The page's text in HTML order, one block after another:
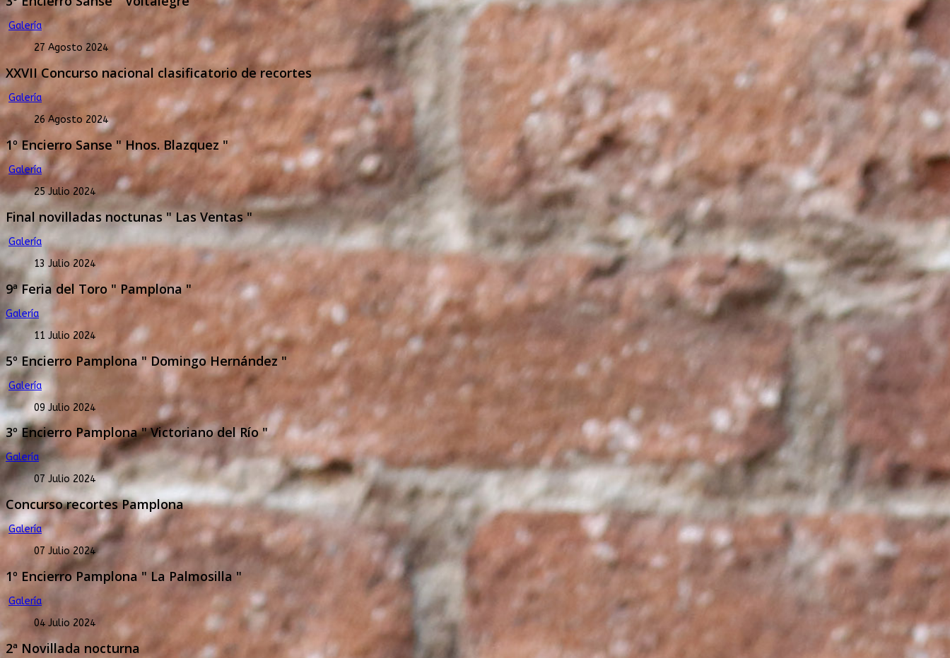
Galería
27 Agosto 2024
XXVII Concurso nacional clasificatorio de recortes
Galería
26 Agosto 2024
1º Encierro Sanse " Hnos. Blazquez "
Galería
25 Julio 2024
Final novilladas noctunas " Las Ventas "
Galería
13 Julio 2024
9ª Feria del Toro " Pamplona "
Galería
11 Julio 2024
5º Encierro Pamplona " Domingo Hernández "
Galería
09 Julio 2024
3º Encierro Pamplona " Victoriano del Río "
Galería
07 Julio 2024
Concurso recortes Pamplona
Galería
07 Julio 2024
1º Encierro Pamplona " La Palmosilla "
Galería
04 Julio 2024
2ª Novillada nocturna